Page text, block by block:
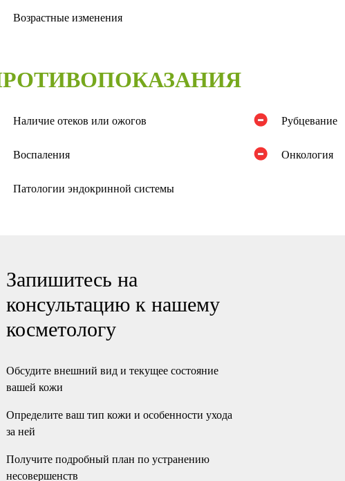
Возрастные изменения
Наличие отеков или ожогов Рубцевание
Воспаления Онкология
Патологии эндокринной системы
Запишитесь на
консультацию к нашему
косметологу
Обсудите внешний вид и текущее состояние
вашей кожи
Определите ваш тип кожи и особенности ухода
за ней
Получите подробный план по устранению
несовершенств